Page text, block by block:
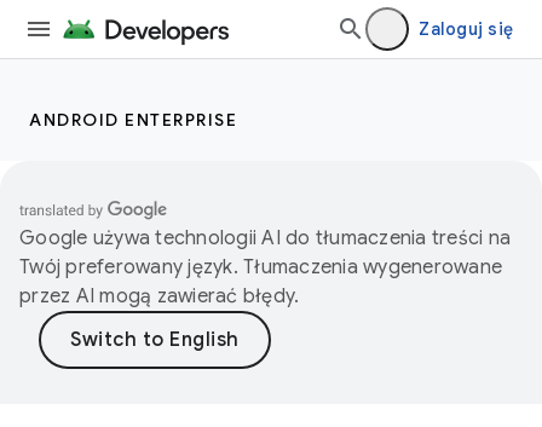
Zaloguj się
ANDROID ENTERPRISE
Google używa technologii AI do tłumaczenia treści na
Twój preferowany język. Tłumaczenia wygenerowane
przez AI mogą zawierać błędy.